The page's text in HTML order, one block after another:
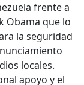
frente a
Obama que lo
la seguridad
locales.
apoyo y el